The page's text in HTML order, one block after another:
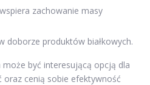
zachowanie masy
doborze produktów białkowych.
być interesującą opcją dla
cenią sobie efektywność